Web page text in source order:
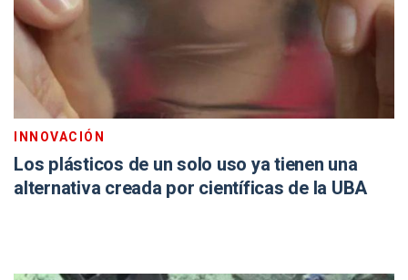
INNOVACIÓN
Los plásticos de un solo uso ya tienen una
alternativa creada por científicas de la UBA